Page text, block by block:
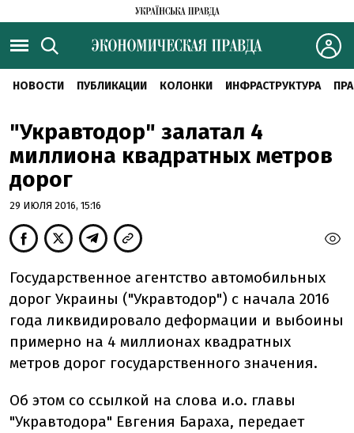
НОВОСТИ ПУБЛИКАЦИИ КОЛОНКИ ИНФРАСТРУКТУРА
"Укравтодор" залатал 4
миллиона квадратных метров
дорог
29 ИЮЛЯ 2016, 15:16
Государственное агентство автомобильных
дорог Украины ("Укравтодор") с начала 2016
года ликвидировало деформации и выбоины
примерно на 4 миллионах квадратных
метров дорог государственного значения.
Об этом со ссылкой на слова и.о. главы
"Укравтодора" Евгения Бараха, передает